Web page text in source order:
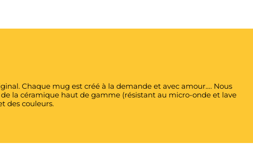
Chaque mug est créé à la demande et avec amour…. Nous
la céramique haut de gamme (résistant au micro-onde et lave
des couleurs.